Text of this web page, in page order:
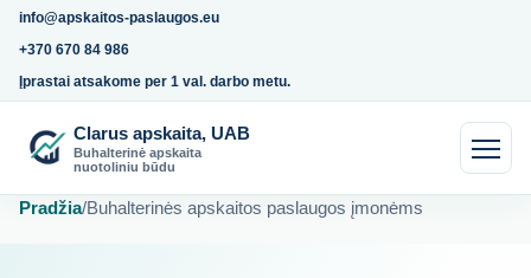
info@apskaitos-paslaugos.eu
+370 670 84 986
Įprastai atsakome per 1 val. darbo metu.
Clarus apskaita, UAB
Buhalterinė apskaita
nuotoliniu būdu
Pradžia/Buhalterinės apskaitos paslaugos įmonėms